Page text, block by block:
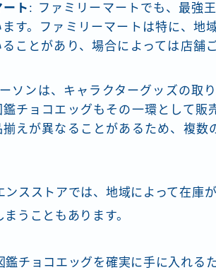
ト : ファミリーマートでも、最強
す。ファミリーマートは特に、地
ることがあり、場合によっては店舗
ソンは、キャラクターグッズの取
チョコエッグもその一環として販
えが異なることがあるため、複数
ンスストアでは、地域によって在庫
うこともあります。
鑑チョコエッグを確実に手に入れる